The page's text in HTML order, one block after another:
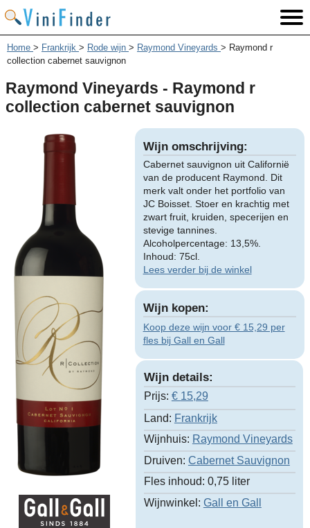
Home > Frankrijk > Rode wijn > Raymond Vineyards > Raymond r
collection cabernet sauvignon
Raymond Vineyards - Raymond r
collection cabernet sauvignon
Wijn omschrijving:
Cabernet sauvignon uit Californië
van de producent Raymond. Dit
merk valt onder het portfolio van
JC Boisset. Stoer en krachtig met
zwart fruit, kruiden, specerijen en
stevige tannines.
Alcoholpercentage: 13,5%.
Inhoud: 75cl.
Lees verder bij de winkel
Wijn kopen:
Koop deze wijn voor € 15,29 per
fles bij Gall en Gall
Wijn details:
Prijs: € 15,29
Land: Frankrijk
Wijnhuis: Raymond Vineyards
Druiven: Cabernet Sauvignon
Fles inhoud: 0,75 liter
Wijnwinkel: Gall en Gall